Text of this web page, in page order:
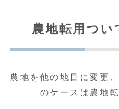
農地転用つい
農地を他の地目に変更
のケースは農地